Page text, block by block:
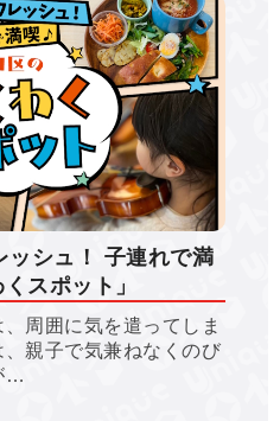
ッシュ！ 子連れで満
スポット」
周囲に気を遣ってしま
親子で気兼ねなくのび
…